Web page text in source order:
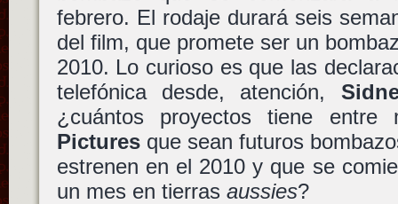
febrero. El rodaje durará seis
del film, que promete ser un
2010. Lo curioso es que las
telefónica desde, atención,
¿cuántos proyectos tiene
Picturesque sean futuros
estrenen en el 2010 y que se
un mes en tierras aussies?